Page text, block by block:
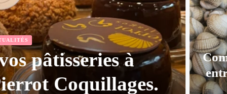
ACTUALITÉS
Marseille :
avec Pierrot